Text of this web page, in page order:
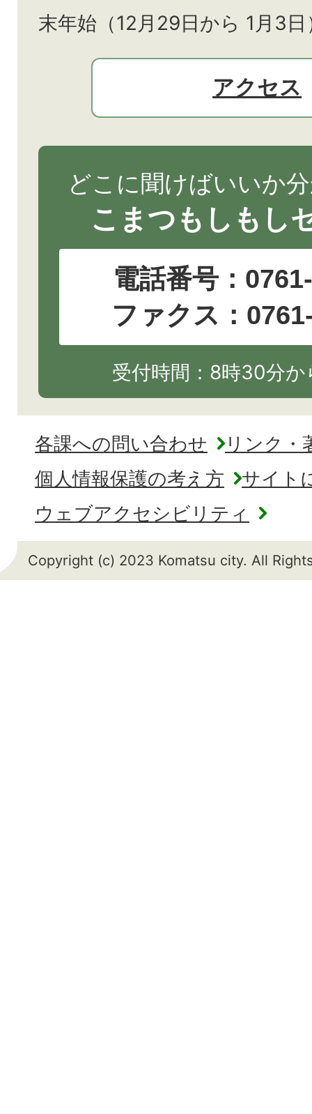
末年始（12月29日から 1月3
アクセス
どこに聞けばいいか
こまつもしもし
電話番号：
ファクス：
受付時間：8時30分
各課への問い合わせ
リンク・
個人情報保護の考え方
サイト
ウェブアクセシビリティ
Copyright (c) 2023 Komatsu city. All